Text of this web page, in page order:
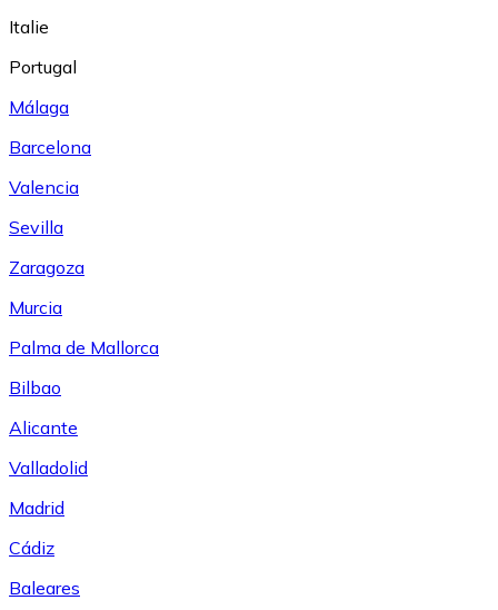
Italie
Portugal
Málaga
Barcelona
Valencia
Sevilla
Zaragoza
Murcia
Palma de Mallorca
Bilbao
Alicante
Valladolid
Madrid
Cádiz
Baleares